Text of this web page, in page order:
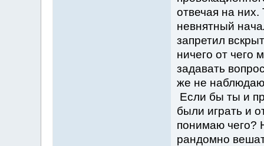
отвечая на
невнятный
запретил
ничего от чего
задавать
же не наблюдаю
Если бы ты и
были играть и
понимаю чего?
рандомно